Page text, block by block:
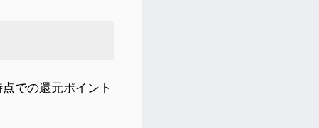
での還元ポイント